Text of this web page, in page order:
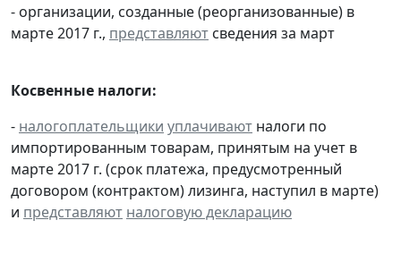
- организации, созданные (реорганизованные) в
марте 2017 г., представляют сведения за март
Косвенные налоги:
- налогоплательщики уплачивают налоги по
импортированным товарам, принятым на учет в
марте 2017 г. (срок платежа, предусмотренный
договором (контрактом) лизинга, наступил в марте)
и представляют налоговую декларацию